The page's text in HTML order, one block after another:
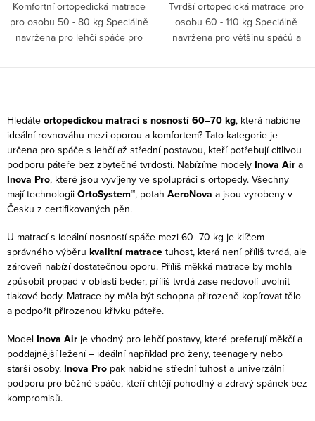
Komfortní ortopedická matrace
pro osobu 50 - 80 kg Speciálně
navržena pro lehčí spáče pro
Tvrdší ortopedická matrace pro
osobu 60 - 110 kg Speciálně
navržena pro většinu spáčů a
v
l
á
d
a
c
p
r
v
k
y
v
ý
p
i
Hledáte ortopedickou matraci s nosností 60–70 kg, která nabídne
ideální rovnováhu mezi oporou a komfortem? Tato kategorie je
určena pro spáče s lehčí až střední postavou, kteří potřebují citlivou
podporu páteře bez zbytečné tvrdosti. Nabízíme modely Inova Air a
Inova Pro, které jsou vyvíjeny ve spolupráci s ortopedy. Všechny
mají technologii OrtoSystem™, potah AeroNova a jsou vyrobeny v
Česku z certifikovaných pěn.
U matrací s ideální nosností spáče mezi 60–70 kg je klíčem
správného výběru kvalitní matrace tuhost, která není příliš tvrdá, ale
zároveň nabízí dostatečnou oporu. Příliš měkká matrace by mohla
způsobit propad v oblasti beder, příliš tvrdá zase nedovolí uvolnit
tlakové body. Matrace by měla být schopna přirozeně kopírovat tělo
a podpořit přirozenou křivku páteře.
Model Inova Air je vhodný pro lehčí postavy, které preferují měkčí a
poddajnější ležení – ideální například pro ženy, teenagery nebo
starší osoby. Inova Pro pak nabídne střední tuhost a univerzální
podporu pro běžné spáče, kteří chtějí pohodlný a zdravý spánek bez
kompromisů.